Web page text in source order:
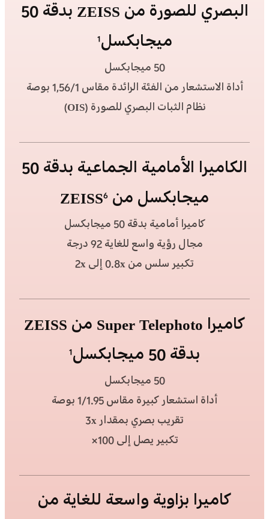
البصري للصورة من ZEISS بدقة 50
ميجابكسل1
50 ميجابكسل
أداة الاستشعار من الفئة الرائدة مقاس 1‏/1,56 بوصة
نظام الثبات البصري للصورة (OIS)
الكاميرا الأمامية الجماعية بدقة 50
ميجابكسل من ZEISS 6
كاميرا أمامية بدقة 50‎ ميجابكسل
مجال رؤية واسع للغاية 92 درجة
تكبير سلس من 0.8x إلى 2x
كاميرا Super Telephoto من ZEISS
بدقة 50 ميجابكسل
1
50 ميجابكسل
أداة استشعار كبيرة مقاس 1/1.95 بوصة
تقريب بصري بمقدار 3x
تكبير يصل إلى 100×
كاميرا بزاوية واسعة للغاية من